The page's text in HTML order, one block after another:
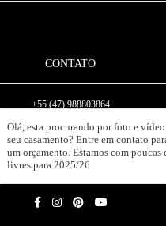
CONTATO
+55 (47) 988803864
Enviar mensagem
diegomengarda8@gmail.com
Rua Mafra, 105, Escritório - Pomeranos
Olá, esta procurando por foto e vídeo
seu casamento? Entre em contato
um orçamento. Estamos com poucas
livres para 2025/26